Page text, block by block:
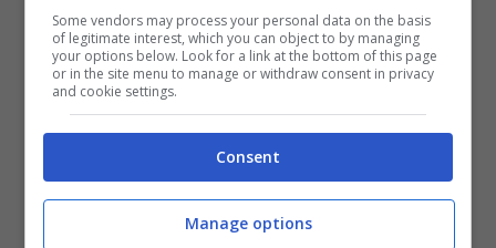
grandi dimensioni, edi ponti di neve tra i
crepacci dei ghiacciai . Ha spiegato Rudy
Janin, presidente della Commissione
tecnica dell’Unione Valdostana Guide di
alta montagna.
Some vendors may process your personal data on the basis
of legitimate interest, which you can object to by managing
your options below. Look for a link at the bottom of this page
or in the site menu to manage or withdraw consent in privacy
and cookie settings.
Consent
Manage options